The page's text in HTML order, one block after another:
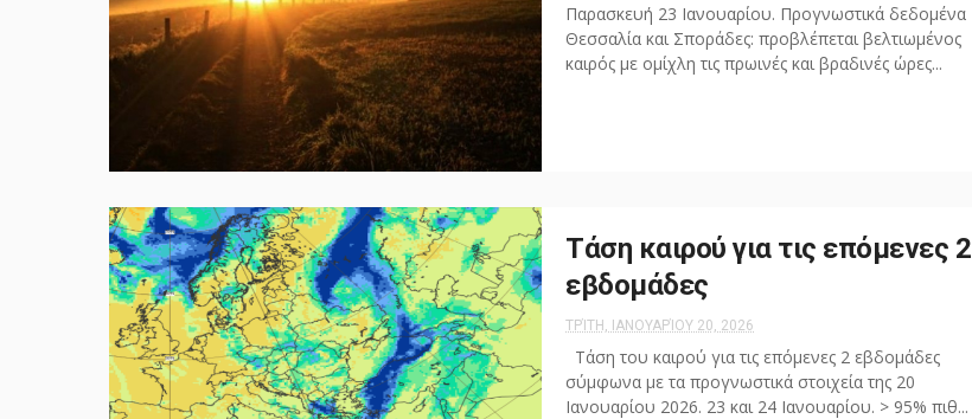
Παρασκευή 23 Ιανουαρίου. Προγνωστικά δεδομένα
Θεσσαλία και Σποράδες: προβλέπεται βελτιωμένος
καιρός με ομίχλη τις πρωινές και βραδινές ώρες...
Τάση καιρού για τις επόμενες 2
εβδομάδες
ΤΡΊΤΗ, ΙΑΝΟΥΑΡΊΟΥ 20, 2026
Τάση του καιρού για τις επόμενες 2 εβδομάδες
σύμφωνα με τα προγνωστικά στοιχεία της 20
Ιανουαρίου 2026. 23 και 24 Ιανουαρίου. > 95% πιθ...